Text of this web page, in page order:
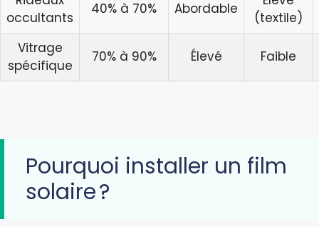
occultants
40% à 70% Abordable
(textile)
Vitrage
spécifique
70% à 90% Élevé Faible
Pourquoi installer un film
solaire ?